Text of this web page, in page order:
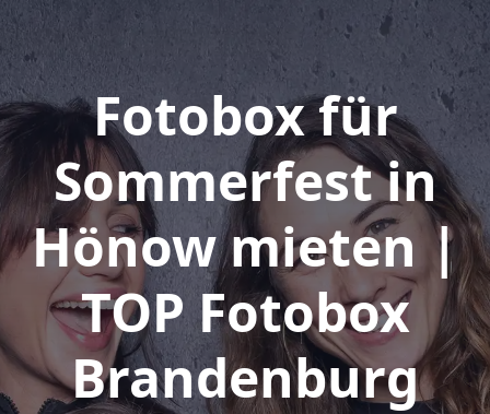
Fotobox für
Sommerfest in
Hönow mieten |
TOP Fotobox
Brandenburg